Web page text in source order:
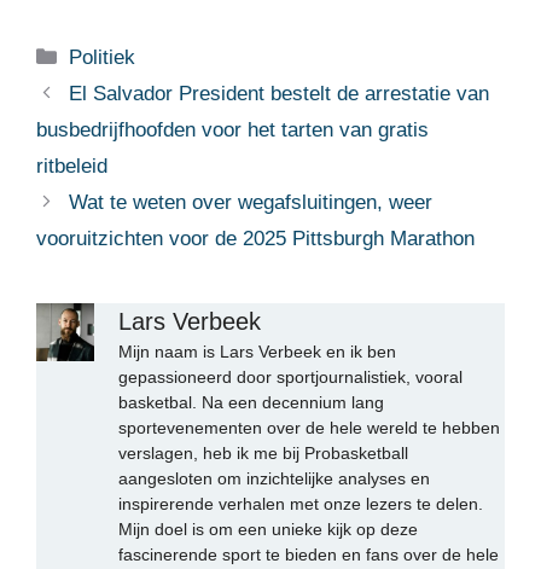
Categorieën
Politiek
El Salvador President bestelt de arrestatie van
busbedrijfhoofden voor het tarten van gratis
ritbeleid
Wat te weten over wegafsluitingen, weer
vooruitzichten voor de 2025 Pittsburgh Marathon
Lars Verbeek
Mijn naam is Lars Verbeek en ik ben
gepassioneerd door sportjournalistiek, vooral
basketbal. Na een decennium lang
sportevenementen over de hele wereld te hebben
verslagen, heb ik me bij Probasketball
aangesloten om inzichtelijke analyses en
inspirerende verhalen met onze lezers te delen.
Mijn doel is om een unieke kijk op deze
fascinerende sport te bieden en fans over de hele